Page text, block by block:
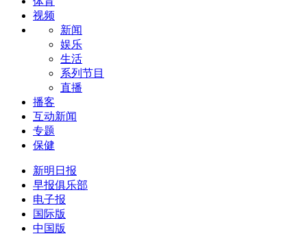
视频
新闻
娱乐
生活
系列节目
直播
播客
互动新闻
专题
保健
新明日报
早报俱乐部
电子报
国际版
中国版